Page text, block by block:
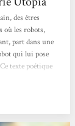
des êtres
où les robots,
part dans une
qui lui pose
texte poétique
entre